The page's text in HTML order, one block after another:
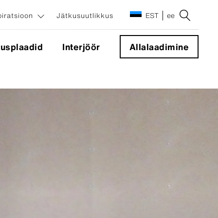
Jätkusuutlikkus EST ee
Interjöör Allalaadimine